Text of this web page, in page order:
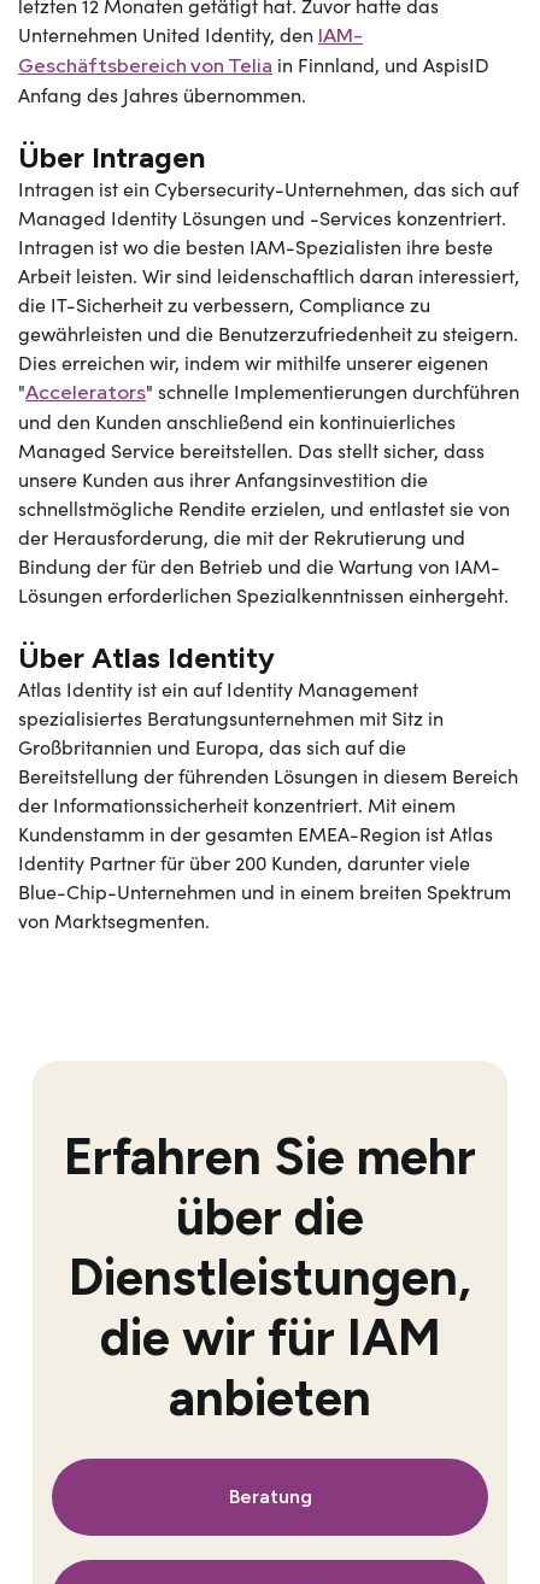
Unternehmen United Identity, den IAM-
Geschäftsbereich von Telia in Finnland, und AspisID
Anfang des Jahres übernommen.
Über Intragen
Intragen ist ein Cybersecurity-Unternehmen, das sich auf
Managed Identity Lösungen und -Services konzentriert.
Intragen ist wo die besten IAM-Spezialisten ihre beste
Arbeit leisten. Wir sind leidenschaftlich daran interessiert,
die IT-Sicherheit zu verbessern, Compliance zu
gewährleisten und die Benutzerzufriedenheit zu steigern.
Dies erreichen wir, indem wir mithilfe unserer eigenen
"Accelerators" schnelle Implementierungen durchführen
und den Kunden anschließend ein kontinuierliches
Managed Service bereitstellen. Das stellt sicher, dass
unsere Kunden aus ihrer Anfangsinvestition die
schnellstmögliche Rendite erzielen, und entlastet sie von
der Herausforderung, die mit der Rekrutierung und
Bindung der für den Betrieb und die Wartung von IAM-
Lösungen erforderlichen Spezialkenntnissen einhergeht.
Über Atlas Identity
Atlas Identity ist ein auf Identity Management
spezialisiertes Beratungsunternehmen mit Sitz in
Großbritannien und Europa, das sich auf die
Bereitstellung der führenden Lösungen in diesem Bereich
der Informationssicherheit konzentriert. Mit einem
Kundenstamm in der gesamten EMEA-Region ist Atlas
Identity Partner für über 200 Kunden, darunter viele
Blue-Chip-Unternehmen und in einem breiten Spektrum
von Marktsegmenten.
Erfahren Sie mehr
über die
Dienstleistungen,
die wir für IAM
anbieten
Beratung